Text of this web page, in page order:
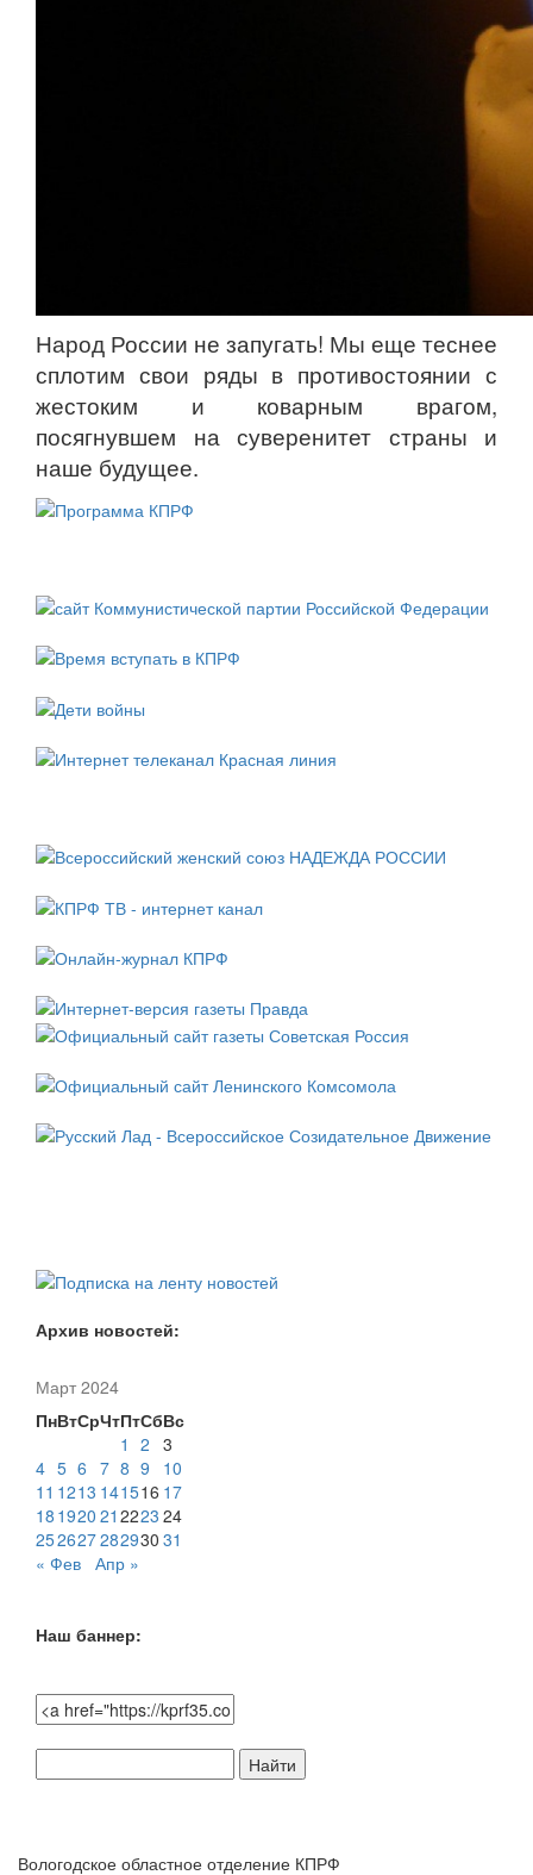
Народ России не запугать! Мы еще теснее
сплотим свои ряды в противостоянии с
жестоким и коварным врагом,
посягнувшем на суверенитет страны и
наше будущее.
Архив новостей:
Март 2024
ПнВтСрЧтПтСбВс
1 2 3
4 5 6 7 8 9
10
11 1213 141516 17
18 1920 21 2223 24
252627282930 31
« Фев Апр »
Наш баннер:
по
Вологодское областное отделение КПРФ